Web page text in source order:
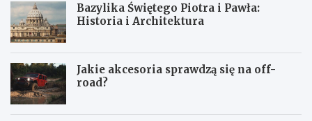
Bazylika Świętego Piotra i Pawła:
Historia i Architektura
Jakie akcesoria sprawdzą się na off-
road?